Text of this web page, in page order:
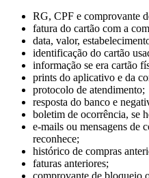
RG, CPF e comprovante
fatura do cartão com a
data, valor,
identificação do cartão
informação se era cartão
prints do aplicativo e da
protocolo de atendimento;
resposta do banco e
boletim de ocorrência, se
e-mails ou mensagens de
reconhece;
histórico de compras
faturas anteriores;